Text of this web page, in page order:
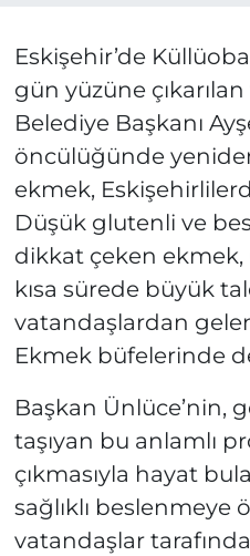
Eskişehir’de
gün yüzüne
Belediye Başkanı
öncülüğünde
ekmek,
Düşük glutenli ve
dikkat çeken
kısa sürede büyük
vatandaşlardan
Ekmek büfelerinde
Başkan Ünlüce’nin,
taşıyan bu anlamlı
çıkmasıyla hayat
sağlıklı beslenmeye
vatandaşlar